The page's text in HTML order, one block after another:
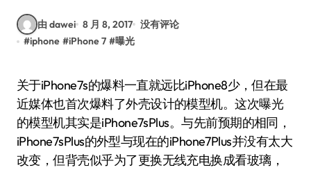
由 dawei 8 月 8, 2017 没有评论
#iphone #iPhone 7 #曝光
关于iPhone7s的爆料一直就远比iPhone8少，但在最
近媒体也首次爆料了外壳设计的模型机。这次曝光
的模型机其实是iPhone7sPlus。与先前预期的相同，
iPhone7sPlus的外型与现在的iPhone7Plus并没有太大
改变，但背壳似乎为了更换无线充电换成看玻璃，